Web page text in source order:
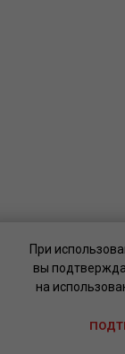
При
вы
на